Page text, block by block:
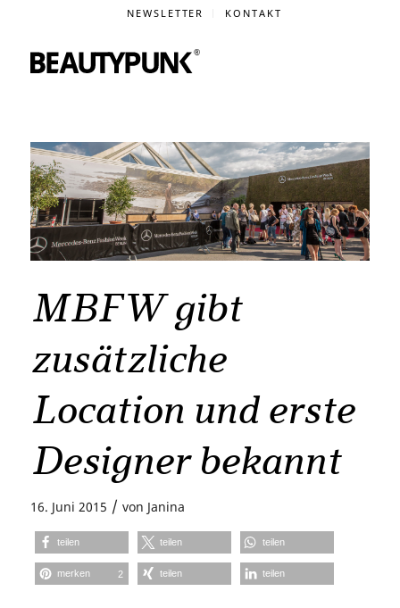
NEWSLETTER KONTAKT
MBFW gibt
zusätzliche
Location und erste
Designer bekannt
16. Juni 2015 / von Janina
teilen teilen teilen
merken 2 teilen teilen